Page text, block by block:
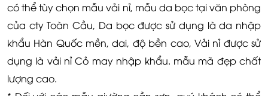
có thể tùy chọn mẫu vải nỉ, mẫu da bọc tại văn phòng
của cty Toàn Cầu, Da bọc được sử dụng là da nhập
khẩu Hàn Quốc mền, dai, độ bền cao, Vải nỉ được sử
dụng là vải nỉ Cỏ may nhập khẩu. mẫu mã đẹp chất
lượng cao.